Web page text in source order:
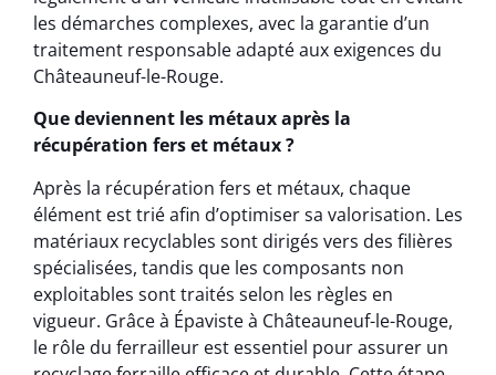
les démarches complexes, avec la garantie d’un
traitement responsable adapté aux exigences du
Châteauneuf-le-Rouge.
Que deviennent les métaux après la
récupération fers et métaux ?
Après la récupération fers et métaux, chaque
élément est trié afin d’optimiser sa valorisation. Les
matériaux recyclables sont dirigés vers des filières
spécialisées, tandis que les composants non
exploitables sont traités selon les règles en
vigueur. Grâce à Épaviste à Châteauneuf-le-Rouge,
le rôle du ferrailleur est essentiel pour assurer un